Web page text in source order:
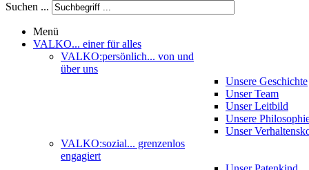
Suchen ...
Menü
VALKO... einer für alles
VALKO:persönlich... von und
über uns
Unsere Geschichte
Unser Team
Unser Leitbild
Unsere
Unser
VALKO:sozial... grenzenlos
engagiert